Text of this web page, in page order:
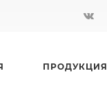
ПРОДУКЦИЯ